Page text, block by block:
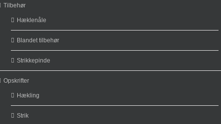
Tilbehør
Hæklenåle
Blandet tilbehør
Strikkepinde
Opskrifter
Hækling
Strik